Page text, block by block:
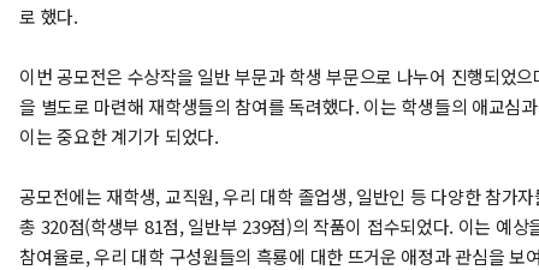
로 했다.
이번 공모전은 수상작을 일반 부문과 학생 부문으로 나누어 진행되었
을 별도로 마련해 재학생들의 참여를 독려했다. 이는 학생들의 애교심
이는 중요한 계기가 되었다.
공모전에는 재학생, 교직원, 우리 대학 졸업생, 일반인 등 다양한 참가
총 320점(학생부 81점, 일반부 239점)의 작품이 접수되었다. 이는 예상
참여율로, 우리 대학 구성원들의 흑룡에 대한 뜨거운 애정과 관심을 보